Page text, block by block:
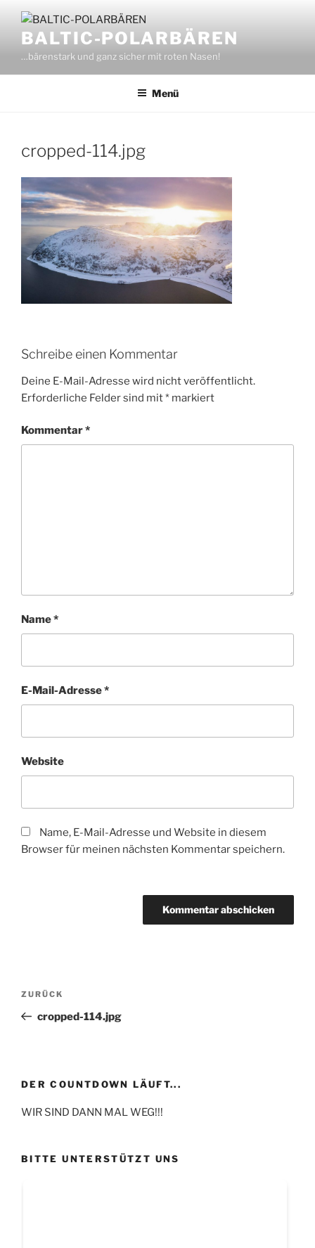
Inhalt
springenBALTIC-POLARBÄREN
…bärenstark und ganz sicher mit roten Nasen!
Menü
cropped-114.jpg
Schreibe einen Kommentar
Deine E-Mail-Adresse wird nicht veröffentlicht.
Erforderliche Felder sind mit* markiert
Kommentar*
Name*
E-Mail-Adresse*
Website
Name, E-Mail-Adresse und Website in diesem
Browser für meinen nächsten Kommentar speichern.
Beitragsnavigation
Vorheriger
Beitrag
ZURÜCK
cropped-114.jpg
DER COUNTDOWN LÄUFT...
WIR SIND DANN MAL WEG!!!
BITTE UNTERSTÜTZT UNS